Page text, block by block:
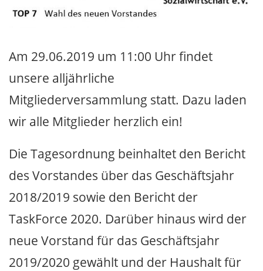
Am 29.06.2019 um 11:00 Uhr findet
unsere alljährliche
Mitgliederversammlung statt. Dazu laden
wir alle Mitglieder herzlich ein!
Die Tagesordnung beinhaltet den Bericht
des Vorstandes über das Geschäftsjahr
2018/2019 sowie den Bericht der
TaskForce 2020. Darüber hinaus wird der
neue Vorstand für das Geschäftsjahr
2019/2020 gewählt und der Haushalt für